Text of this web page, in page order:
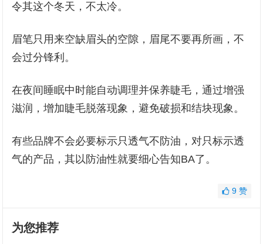
令其这个冬天，不太冷。
眉笔只用来空缺眉头的空隙，眉尾不要再所画，不
会过分锋利。
在夜间睡眠中时能自动调理并保养睫毛，通过增强
滋润，增加睫毛脱落现象，避免破损和结块现象。
有些品牌不会必要标示只透气不防油，对只标示透
气的产品，其以防油性就要细心告知BA了。
9 赞
为您推荐